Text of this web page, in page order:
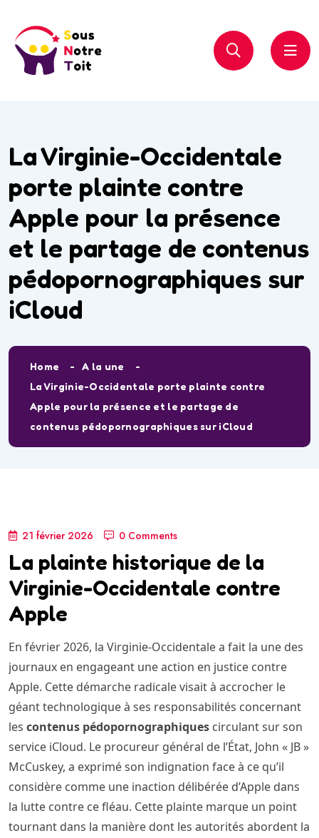
La Virginie-Occidentale
porte plainte contre
Apple pour la présence
et le partage de contenus
pédopornographiques sur
iCloud
Home
A la une
La Virginie-Occidentale porte plainte contre
Apple pour la présence et le partage de
contenus pédopornographiques sur iCloud
21 février 2026 0 Comments
La plainte historique de la
Virginie-Occidentale contre
Apple
En février 2026, la Virginie-Occidentale a fait la une des
journaux en engageant une action en justice contre
Apple. Cette démarche radicale visait à accrocher le
géant technologique à ses responsabilités concernant
les contenus pédopornographiques circulant sur son
service iCloud. Le procureur général de l’État, John « JB »
McCuskey, a exprimé son indignation face à ce qu’il
considère comme une inaction délibérée d’Apple dans
la lutte contre ce fléau. Cette plainte marque un point
tournant dans la manière dont les autorités abordent la